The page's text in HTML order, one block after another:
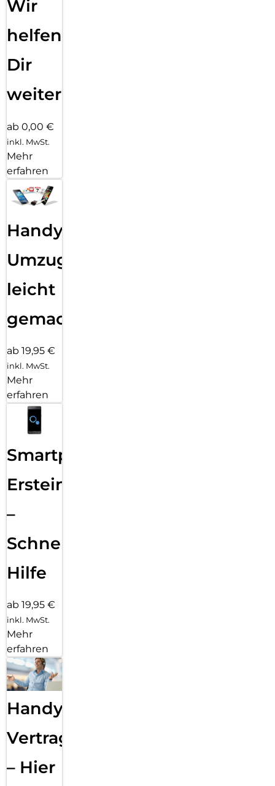
Wir
helfen
Dir
weiter
ab 0,00 €
inkl. MwSt.
Mehr
erfahren
Handy
Umzug
leicht
gemacht!
ab 19,95 €
inkl. MwSt.
Mehr
erfahren
Smartphone
Ersteinrichtung
–
Schnelle
Hilfe
ab 19,95 €
inkl. MwSt.
Mehr
erfahren
Handy
Vertragsabwicklung
– Hier